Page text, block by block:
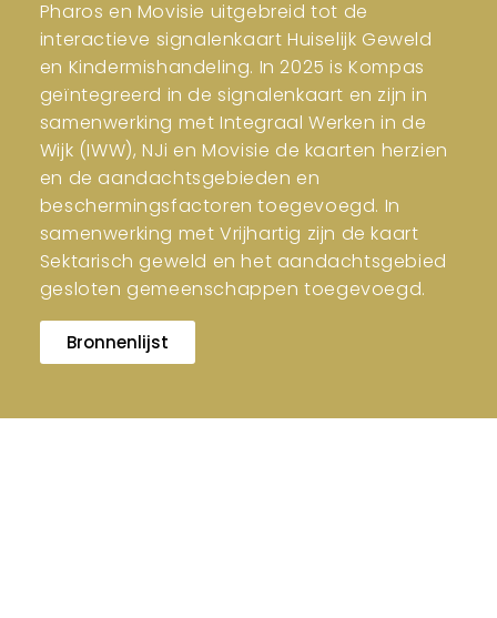
Pharos en Movisie uitgebreid tot de
interactieve signalenkaart Huiselijk Geweld
en Kindermishandeling. In 2025 is Kompas
geïntegreerd in de signalenkaart en zijn in
samenwerking met Integraal Werken in de
Wijk (IWW), NJi en Movisie de kaarten herzien
en de aandachtsgebieden en
beschermingsfactoren toegevoegd. In
samenwerking met Vrijhartig zijn de kaart
Sektarisch geweld en het aandachtsgebied
gesloten gemeenschappen toegevoegd.
Bronnenlijst